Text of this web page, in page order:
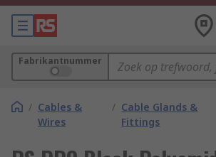
Fabrikantnummer
/ Cables &
Wires
/ Cable Glands &
Fittings